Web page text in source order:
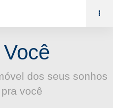
dos seus sonhos
você